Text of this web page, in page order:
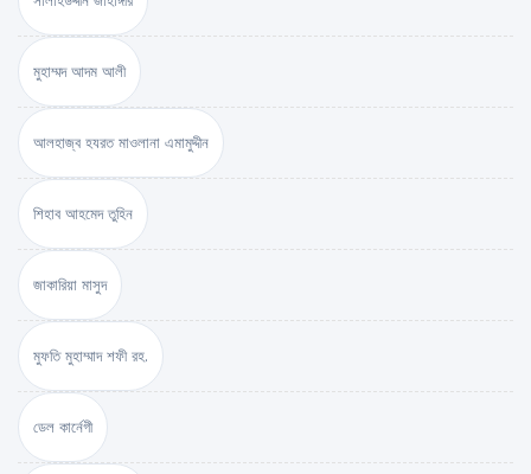
মুহাম্মদ আদম আলী
আলহাজ্ব হযরত মাওলানা এমামুদ্দীন
শিহাব আহমেদ তুহিন
জাকারিয়া মাসুদ
মুফতি মুহাম্মাদ শফী রহ.
ডেল কার্নেগী